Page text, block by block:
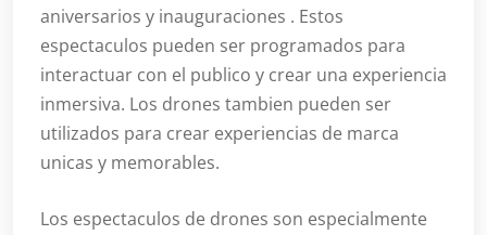
aniversarios y inauguraciones . Estos
espectaculos pueden ser programados para
interactuar con el publico y crear una experiencia
inmersiva. Los drones tambien pueden ser
utilizados para crear experiencias de marca
unicas y memorables.
Los espectaculos de drones son especialmente